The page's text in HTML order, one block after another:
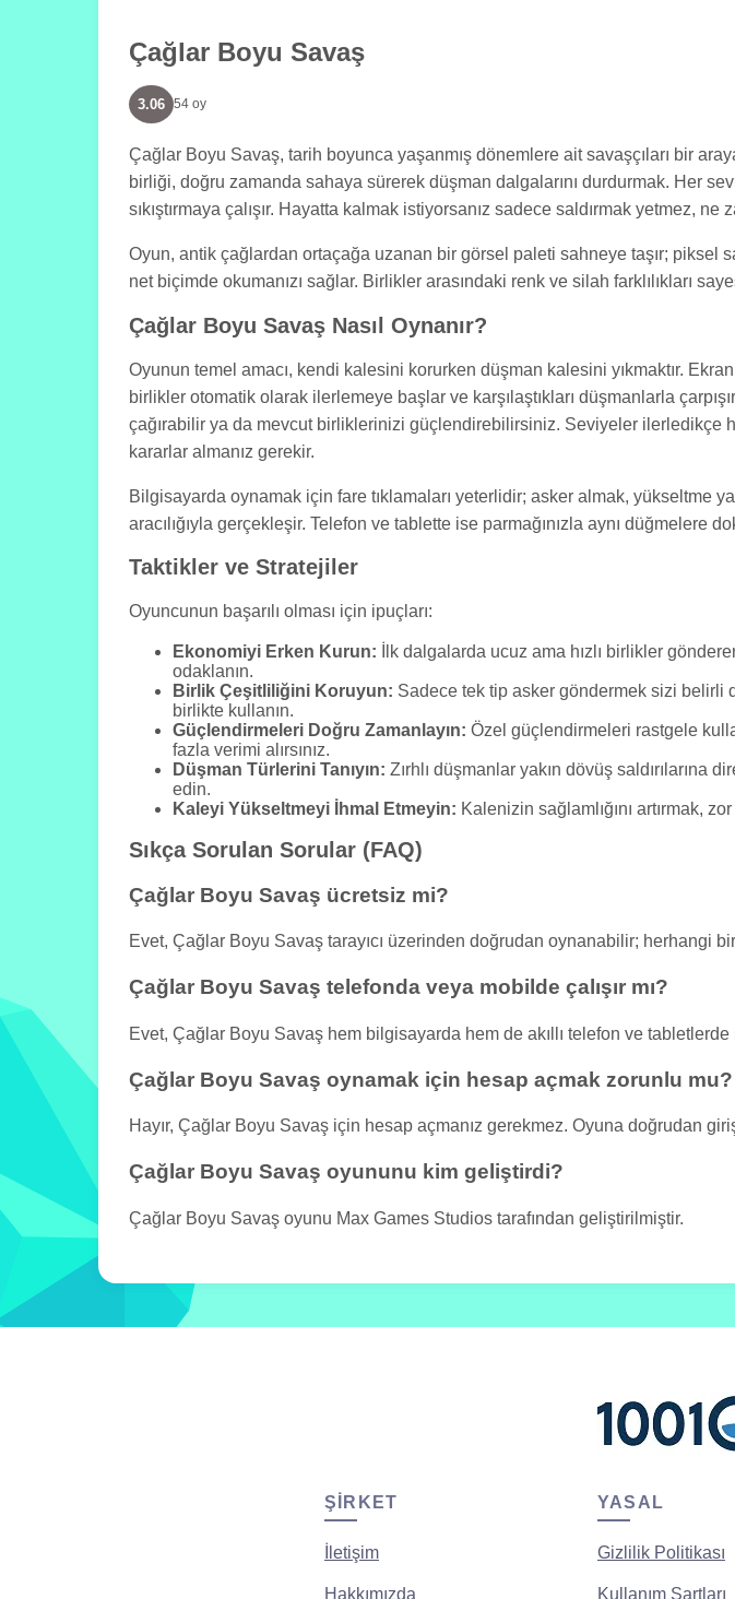
Çağlar Boyu Savaş
3.06 54 oy
Çağlar Boyu Savaş, tarih boyunca yaşanmış dönemlere ait savaşçıları bir
birliği, doğru zamanda sahaya sürerek düşman dalgalarını durdurmak. Her
sıkıştırmaya çalışır. Hayatta kalmak istiyorsanız sadece saldırmak yetmez,
Oyun, antik çağlardan ortaçağa uzanan bir görsel paleti sahneye taşır; piksel
net biçimde okumanızı sağlar. Birlikler arasındaki renk ve silah farklılıkları
Çağlar Boyu Savaş Nasıl Oynanır?
Oyunun temel amacı, kendi kalesini korurken düşman kalesini yıkmaktır.
birlikler otomatik olarak ilerlemeye başlar ve karşılaştıkları düşmanlarla
çağırabilir ya da mevcut birliklerinizi güçlendirebilirsiniz. Seviyeler ilerledikçe
kararlar almanız gerekir.
Bilgisayarda oynamak için fare tıklamaları yeterlidir; asker almak, yükseltme
aracılığıyla gerçekleşir. Telefon ve tablette ise parmağınızla aynı düğmelere
Taktikler ve Stratejiler
Oyuncunun başarılı olması için ipuçları:
Ekonomiyi Erken Kurun: İlk dalgalarda ucuz ama hızlı birlikler
odaklanın.
Birlik Çeşitliliğini Koruyun: Sadece tek tip asker göndermek sizi belirli
birlikte kullanın.
Güçlendirmeleri Doğru Zamanlayın: Özel güçlendirmeleri rastgele
fazla verimi alırsınız.
Düşman Türlerini Tanıyın: Zırhlı düşmanlar yakın dövüş saldırılarına
edin.
Kaleyi Yükseltmeyi İhmal Etmeyin: Kalenizin sağlamlığını artırmak,
Sıkça Sorulan Sorular (FAQ)
Çağlar Boyu Savaş ücretsiz mi?
Evet, Çağlar Boyu Savaş tarayıcı üzerinden doğrudan oynanabilir; herhangi
Çağlar Boyu Savaş telefonda veya mobilde çalışır mı?
Evet, Çağlar Boyu Savaş hem bilgisayarda hem de akıllı telefon ve
Çağlar Boyu Savaş oynamak için hesap açmak zorunlu mu?
Hayır, Çağlar Boyu Savaş için hesap açmanız gerekmez. Oyuna doğrudan
Çağlar Boyu Savaş oyununu kim geliştirdi?
Çağlar Boyu Savaş oyunu Max Games Studios tarafından geliştirilmiştir.
ŞIRKET
İletişim
Hakkımızda
YASAL
Gizlilik Politikası
Kullanım Şartları